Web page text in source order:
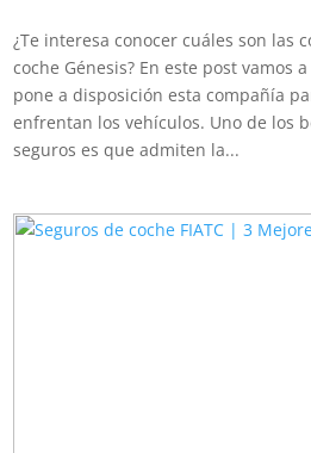
¿Te interesa conocer cuáles son las
coche Génesis? En este post vamos
pone a disposición esta compañía
enfrentan los vehículos. Uno de los
seguros es que admiten la...